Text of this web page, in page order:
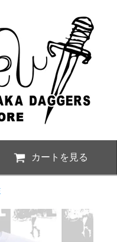
カートを見る